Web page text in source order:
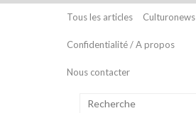
Tous les articles Culturonews
Confidentialité / A propos
Nous contacter